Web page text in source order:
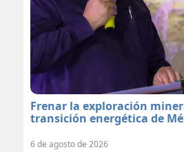
Frenar la exploración
transición energética de
6 de agosto de 2026